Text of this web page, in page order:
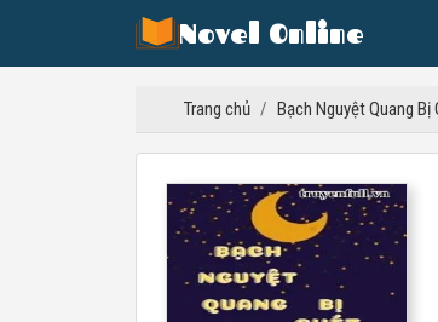
Novel Online
Trang chủ / Bạch Nguyệt Quang Bị